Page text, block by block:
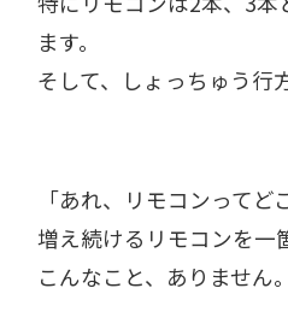
ます。
そして、しょっちゅう行
「あれ、リモコンってど
増え続けるリモコンを一
こんなこと、ありません。